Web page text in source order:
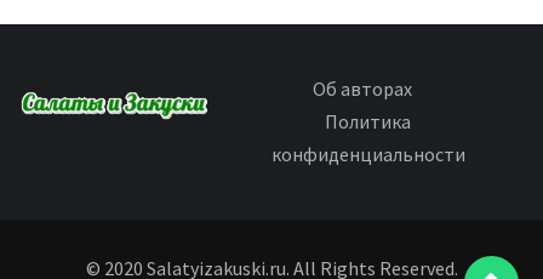
Об авторах
Политика
конфиденциальности
© 2020 Salatyizakuski.ru. All Rights Reserved.